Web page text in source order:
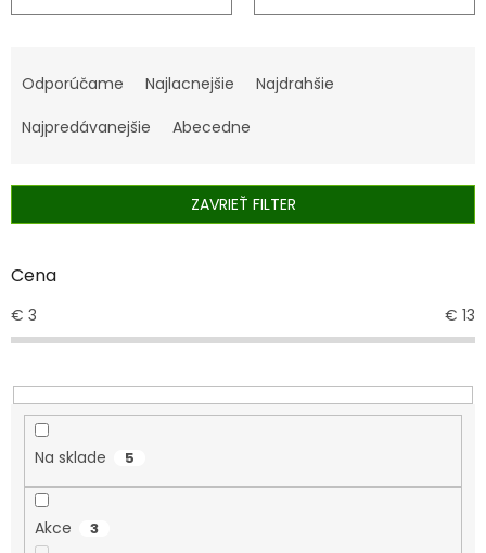
a
e
i
p
o
u
k
o
Odporúčame Najlacnejšie
Najdrahšie
Najpredávanejšie
Abecedne
ZAVRIEŤ FILTER
Cena
€ 3 € 13
Na sklade 5
Akce 3